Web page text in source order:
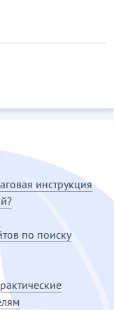
инструкция
по поиску